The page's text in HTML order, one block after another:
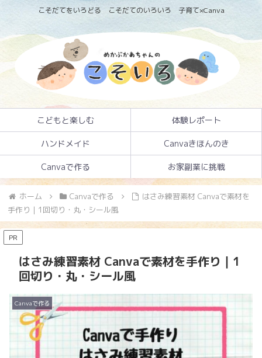
こそだてをいろどる こそだてのいろいろ 子育て×Canva
こどもと楽しむ 体験レポート
ハンドメイド Canvaきほんのき
Canvaで作る お家副業に挑戦
ホーム Canvaで作る
はさみ練習素材 Canvaで素材を
手作り｜1回切り・丸・シール風
PR
はさみ練習素材 Canvaで素材を手作り｜1
回切り・丸・シール風
Canvaで作る